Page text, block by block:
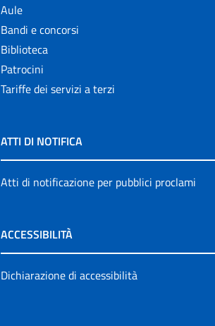
Aule
Bandi e concorsi
Biblioteca
Patrocini
Tariffe dei servizi a terzi
ATTI DI NOTIFICA
Atti di notificazione per pubblici proclami
ACCESSIBILITÀ
Dichiarazione di accessibilità